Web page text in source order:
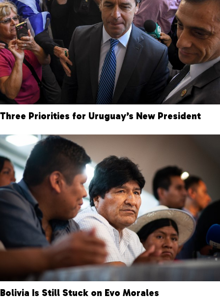
Three Priorities for Uruguay’s New President
Bolivia Is Still Stuck on Evo Morales